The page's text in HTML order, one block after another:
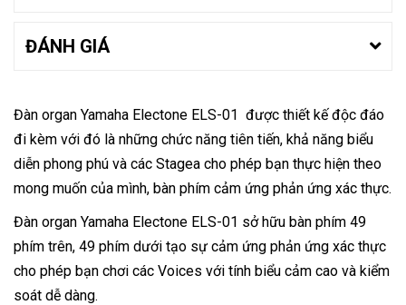
ĐÁNH GIÁ
Đàn organ Yamaha Electone ELS-01 được thiết kế độc đáo
đi kèm với đó là những chức năng tiên tiến, khả năng biểu
diễn phong phú và các Stagea cho phép bạn thực hiện theo
mong muốn của mình, bàn phím cảm ứng phản ứng xác thực.
Đàn organ Yamaha Electone ELS-01 sở hữu bàn phím 49
phím trên, 49 phím dưới tạo sự cảm ứng phản ứng xác thực
cho phép bạn chơi các Voices với tính biểu cảm cao và kiểm
soát dễ dàng.